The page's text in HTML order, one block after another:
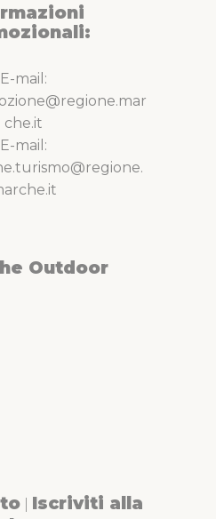
E-mail:
che.it
E-mail:
Outdoor
Iscriviti alla